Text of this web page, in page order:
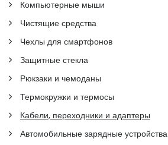
Компьютерные мыши
Чистящие средства
Чехлы для смартфонов
Защитные стекла
Рюкзаки и чемоданы
Термокружки и термосы
Кабели, переходники и адаптеры
Автомобильные зарядные устройства